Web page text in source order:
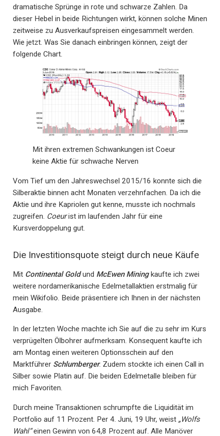
dramatische Sprünge in rote und schwarze Zahlen. Da
dieser Hebel in beide Richtungen wirkt, können solche Minen
zeitweise zu Ausverkaufspreisen eingesammelt werden.
Wie jetzt. Was Sie danach einbringen können, zeigt der
folgende Chart.
Mit ihren extremen Schwankungen ist Coeur
keine Aktie für schwache Nerven
Vom Tief um den Jahreswechsel 2015/16 konnte sich die
Silberaktie binnen acht Monaten verzehnfachen. Da ich die
Aktie und ihre Kapriolen gut kenne, musste ich nochmals
zugreifen. Coeurist im laufenden Jahr für eine
Kursverdoppelung gut.
Die Investitionsquote steigt durch neue Käufe
Mit Continental Goldund McEwen Miningkaufte ich zwei
weitere nordamerikanische Edelmetallaktien erstmalig für
mein Wikifolio. Beide präsentiere ich Ihnen in der nächsten
Ausgabe.
In der letzten Woche machte ich Sie auf die zu sehr im Kurs
verprügelten Ölbohrer aufmerksam. Konsequent kaufte ich
am Montag einen weiteren Optionsschein auf den
Marktführer Schlumberger. Zudem stockte ich einen Call in
Silber sowie Platin auf. Die beiden Edelmetalle bleiben für
mich Favoriten.
Durch meine Transaktionen schrumpfte die Liquidität im
Portfolio auf 11 Prozent. Per 4. Juni, 19 Uhr, weist „Wolfs
Wahl“einen Gewinn von 64,8 Prozent auf. Alle Manöver